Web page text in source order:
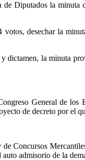
Diputados la
desechar la
la minuta
General de
de decreto por el
Concursos
admisorio de la